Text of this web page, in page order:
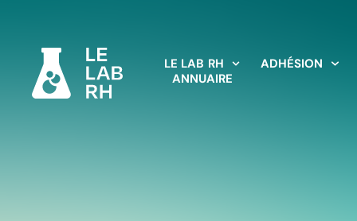
LE LAB RH
ADHÉSION
ANNUAIRE